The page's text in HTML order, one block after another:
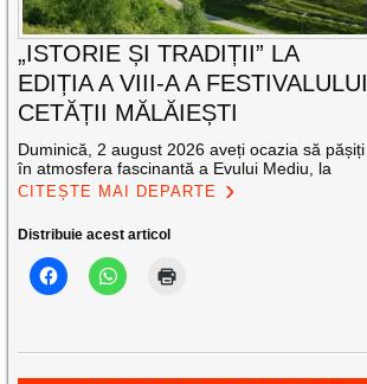
„ISTORIE ȘI TRADIȚII” LA
EDIȚIA A VIII-A A FESTIVALULUI
CETĂȚII MĂLĂIEȘTI
Duminică, 2 august 2026 aveți ocazia să pășiți
în atmosfera fascinantă a Evului Mediu, la
CITEȘTE MAI DEPARTE
Distribuie acest articol